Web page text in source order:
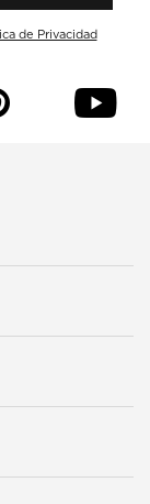
de Privacidad
y